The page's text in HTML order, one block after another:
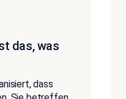
das, was
dass